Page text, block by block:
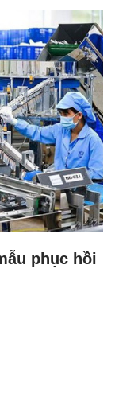
phục hồi